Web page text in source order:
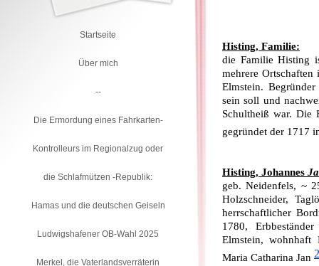
Histing, Familie:
die Familie Histing
mehrere
Elmstein.
sein soll und
Schultheiß war. Die
gegründet der 1717
Histing, Johannes
geb. Neidenfels, ~
Holzschneider,
herrschaftlicher
1780,
Elmstein, wohnhaft
Maria Catharina Jan 2
Startseite
Über mich
--
Die Ermordung eines Fahrkarten-
Kontrolleurs im Regionalzug oder
die Schlafmützen -Republik:
Hamas und die deutschen Geiseln
Ludwigshafener OB-Wahl 2025
Merkel, die Vaterlandsverräterin